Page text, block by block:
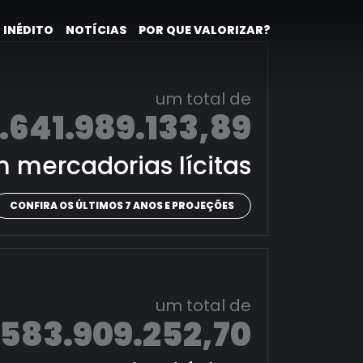
INÉDITO NOTÍCIAS POR QUE VALORIZAR?
um total de
mercadorias lícitas
CONFIRA OS ÚLTIMOS 7 ANOS E PROJEÇÕES
um total de